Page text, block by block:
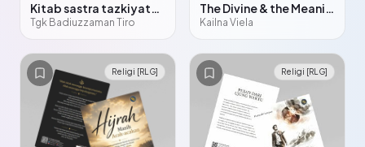
Kitab sastra tazkiyatun nafs : kitab sastra penyucian jiwa
Tgk Badiuzzaman Tiro
The Divine & the Meaning Blueprint
Kailna Viela
Religi [RLG] Religi [RLG]